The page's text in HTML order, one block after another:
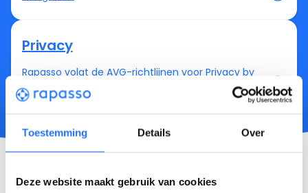
Toestemming Details Over
Deze website maakt gebruik van cookies
Privacy
Rapasso volgt de AVG-richtlijnen voor Privacy by
Design en Privacy by Default.